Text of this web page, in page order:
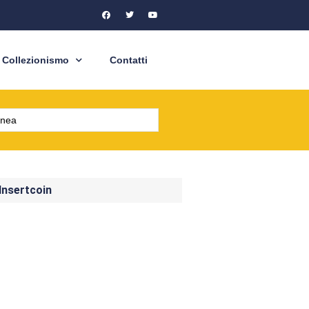
Collezionismo Contatti